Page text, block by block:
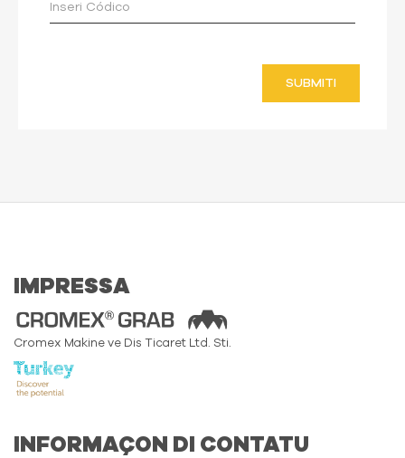
SUBMITI
IMPRESSA
Cromex Makine ve Dis Ticaret Ltd. Sti.
INFORMAÇON DI CONTATU